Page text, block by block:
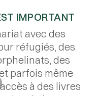
IMPORTANT
avec des
réfugiés, des
des
parfois même
à des livres